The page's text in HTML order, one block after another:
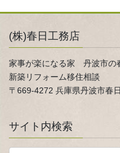
(株)春日工務店
家事が楽になる家 丹波市の
新築リフォーム移住相談
〒669-4272 兵庫県丹波市春
サイト内検索